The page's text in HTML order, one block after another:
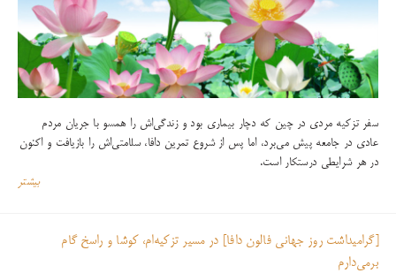
سفر تزکیه مردی در چین که دچار بیماری بود و زندگی‌اش را همسو با جریان مردم
عادی در جامعه پیش می‌برد، اما پس از شروع تمرین دافا، سلامتی‌اش را بازیافت و اکنون
در هر شرایطی درستکار است.
بیشتر
[گرامیداشت روز جهانی فالون دافا] در مسیر تزکیه‌ام، کوشا و راسخ گام
برمی‌دارم